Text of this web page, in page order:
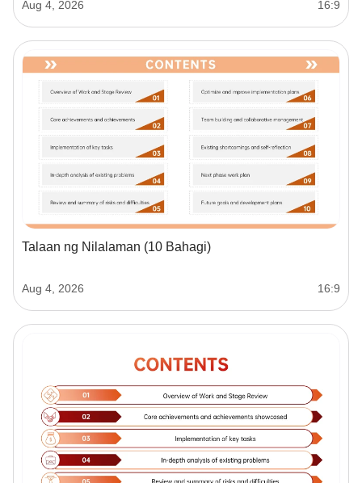
Aug 4, 2026 16:9
Talaan ng Nilalaman (10 Bahagi)
Aug 4, 2026 16:9